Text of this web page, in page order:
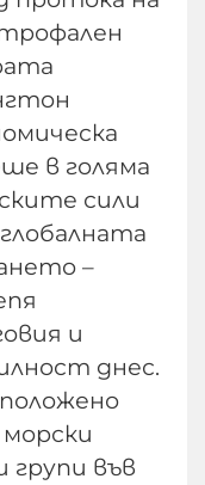
в голяма
сили
–
и
днес.
групи във